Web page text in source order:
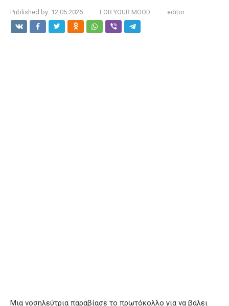
Published by: 12.05.2026 FOR YOUR MOOD editor
Μια νοσηλεύτρια παραβίασε το πρωτόκολλο για να βάλει